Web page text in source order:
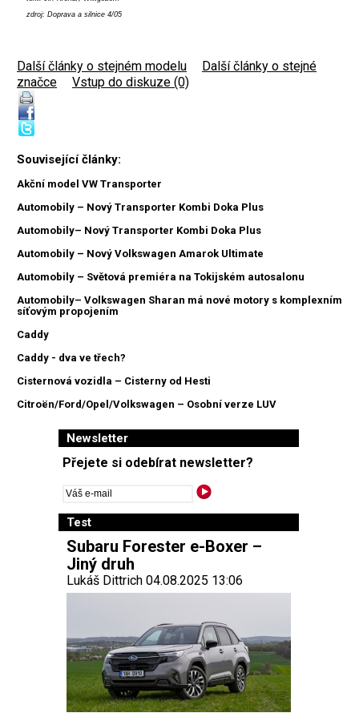
zdroj: Doprava a silnice 4/05
Další články o stejném modelu
Další články o stejné
značce
Vstup do diskuze (0)
Související články:
Akční model VW Transporter
Automobily – Nový Transporter Kombi Doka Plus
Automobily– Nový Transporter Kombi Doka Plus
Automobily – Nový Volkswagen Amarok Ultimate
Automobily – Světová premiéra na Tokijském autosalonu
Automobily– Volkswagen Sharan má nové motory s komplexním
síťovým propojením
Caddy
Caddy - dva ve třech?
Cisternová vozidla – Cisterny od Hesti
Citroën/Ford/Opel/Volkswagen – Osobní verze LUV
Newsletter
Přejete si odebírat newsletter?
Test
Subaru Forester e-Boxer –
Jiný druh
Lukáš Dittrich 04.08.2025 13:06